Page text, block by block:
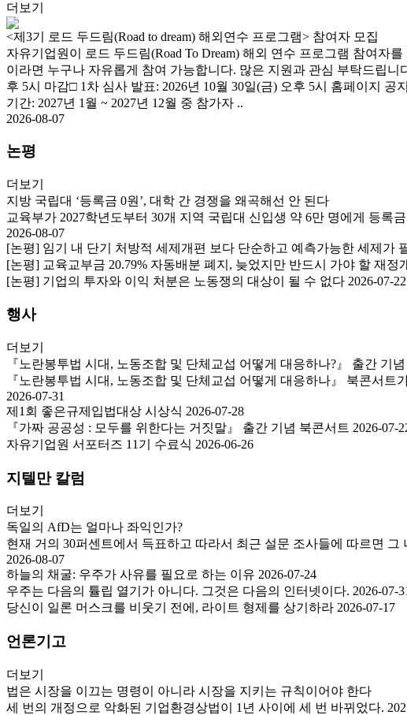
더보기
<제3기 로드 두드림(Road to dream) 해외연수 프로그램> 참여자 모집
자유기업원이 로드 두드림(Road To Dream) 해외 연수 프로그램 참여
이라면 누구나 자유롭게 참여 가능합니다. 많은 지원과 관심 부탁드립
후 5시 마감□ 1차 심사 발표: 2026년 10월 30일(금) 오후 5시 홈페이지
기간: 2027년 1월 ~ 2027년 12월 중 참가자 ..
2026-08-07
논평
더보기
지방 국립대 ‘등록금 0원’, 대학 간 경쟁을 왜곡해선 안 된다
교육부가 2027학년도부터 30개 지역 국립대 신입생 약 6만 명에게 등록
2026-08-07
[논평] 임기 내 단기 처방적 세제개편 보다 단순하고 예측가능한 세제가
[논평] 교육교부금 20.79% 자동배분 폐지, 늦었지만 반드시 가야 할 재정
[논평] 기업의 투자와 이익 처분은 노동쟁의 대상이 될 수 없다 2026-07-22
행사
더보기
『노란봉투법 시대, 노동조합 및 단체교섭 어떻게 대응하나?』 출간 기
『노란봉투법 시대, 노동조합 및 단체교섭 어떻게 대응하나』 북콘서
2026-07-31
제1회 좋은규제입법대상 시상식 2026-07-28
『가짜 공공성 : 모두를 위한다는 거짓말』 출간 기념 북콘서트 2026-07-
자유기업원 서포터즈 11기 수료식 2026-06-26
지텔만 칼럼
더보기
독일의 AfD는 얼마나 좌익인가?
현재 거의 30퍼센트에서 득표하고 따라서 최근 설문 조사들에 따르면
2026-08-07
하늘의 채굴: 우주가 사유를 필요로 하는 이유 2026-07-24
우주는 다음의 튤립 열기가 아니다. 그것은 다음의 인터넷이다. 2026-07-
당신이 일론 머스크를 비웃기 전에, 라이트 형제를 상기하라 2026-07-17
언론기고
더보기
법은 시장을 이끄는 명령이 아니라 시장을 지키는 규칙이어야 한다
세 번의 개정으로 악화된 기업환경상법이 1년 사이에 세 번 바뀌었다.